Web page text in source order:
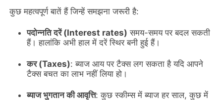
कुछ महत्वपूर्ण बातें हैं जिन्हें समझना जरूरी है:
पदोन्नति दरें (Interest rates) समय-समय पर बदल सकती
हैं। हालांकि अभी हाल में दरें स्थिर बनी हुई हैं।
कर (Taxes): ब्याज आय पर टैक्स लग सकता है यदि आपने
टैक्स बचत का लाभ नहीं लिया हो।
ब्याज भुगतान की आवृत्ति: कुछ स्कीम्स में ब्याज हर साल, कुछ में